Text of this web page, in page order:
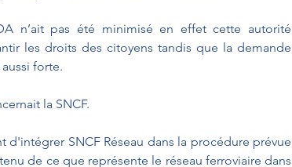
n’ait pas été minimisé en effet cette autorité
les droits des citoyens tandis que la demande
forte.
la SNCF.
SNCF Réseau dans la procédure prévue
de ce que représente le réseau ferroviaire dans